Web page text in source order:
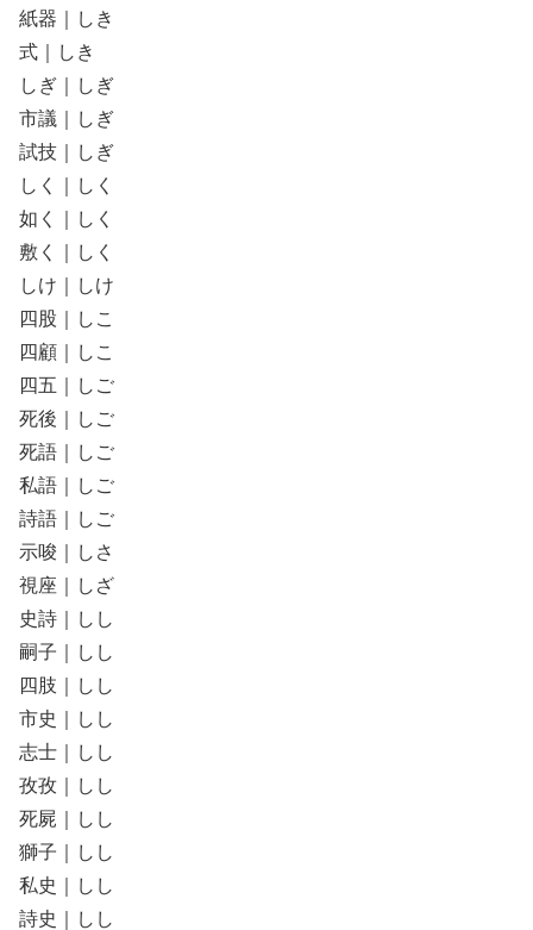
紙器｜しき
式｜しき
しぎ｜しぎ
市議｜しぎ
試技｜しぎ
しく｜しく
如く｜しく
敷く｜しく
しけ｜しけ
四股｜しこ
四顧｜しこ
四五｜しご
死後｜しご
死語｜しご
私語｜しご
詩語｜しご
示唆｜しさ
視座｜しざ
史詩｜しし
嗣子｜しし
四肢｜しし
市史｜しし
志士｜しし
孜孜｜しし
死屍｜しし
獅子｜しし
私史｜しし
詩史｜しし